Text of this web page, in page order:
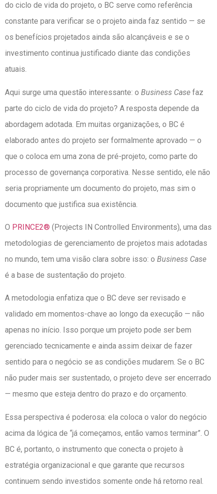
do ciclo de vida do projeto, o BC serve como referência
constante para verificar se o projeto ainda faz sentido — se
os benefícios projetados ainda são alcançáveis e se o
investimento continua justificado diante das condições
atuais.
Aqui surge uma questão interessante: o Business Case faz
parte do ciclo de vida do projeto? A resposta depende da
abordagem adotada. Em muitas organizações, o BC é
elaborado antes do projeto ser formalmente aprovado — o
que o coloca em uma zona de pré-projeto, como parte do
processo de governança corporativa. Nesse sentido, ele não
seria propriamente um documento do projeto, mas sim o
documento que justifica sua existência.
O PRINCE2® (Projects IN Controlled Environments), uma das
metodologias de gerenciamento de projetos mais adotadas
no mundo, tem uma visão clara sobre isso: o Business Case
é a base de sustentação do projeto.
A metodologia enfatiza que o BC deve ser revisado e
validado em momentos-chave ao longo da execução — não
apenas no início. Isso porque um projeto pode ser bem
gerenciado tecnicamente e ainda assim deixar de fazer
sentido para o negócio se as condições mudarem. Se o BC
não puder mais ser sustentado, o projeto deve ser encerrado
— mesmo que esteja dentro do prazo e do orçamento.
Essa perspectiva é poderosa: ela coloca o valor do negócio
acima da lógica de “já começamos, então vamos terminar”. O
BC é, portanto, o instrumento que conecta o projeto à
estratégia organizacional e que garante que recursos
continuem sendo investidos somente onde há retorno real.